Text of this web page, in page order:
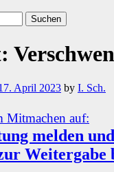
April 2023 by I. Sch.
Mitmachen auf:
melden und
Weitergabe